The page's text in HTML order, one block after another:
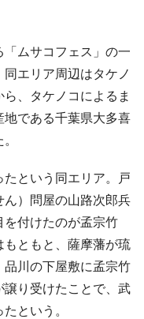
ムサコフェス」の一
エリア周辺はタケノ
、タケノコによるま
である千葉県大多喜
という同エリア。戸
）問屋の山路次郎兵
付けたのが孟宗竹
もともと、薩摩藩が琉
川の下屋敷に孟宗竹
り受けたことで、武
という。